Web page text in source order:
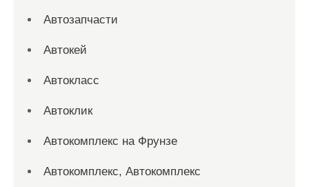
Автозапчасти
Автокей
Автокласс
Автоклик
Автокомплекс на Фрунзе
Автокомплекс, Автокомплекс